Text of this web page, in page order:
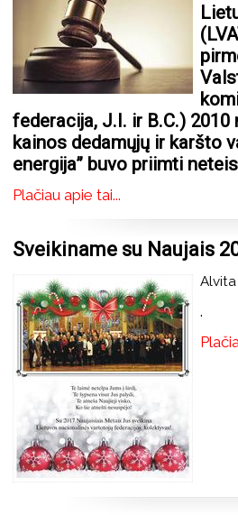
federacija, J.I. ir B.C.)
kainos dedamųjų ir karšto
energija” buvo priimti
Plačiau apie tai...
Sveikiname su Naujais
.